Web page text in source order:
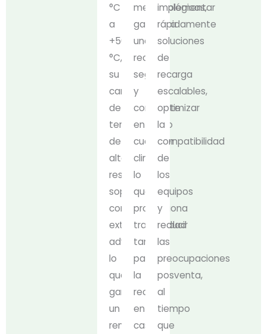
°C
a
+50
°C,
su
carcasa
de
termoplástico
de
alta
resistencia
soporta
condiciones
exteriores
adversas,
lo
que
garantiza
un
rendimiento
meteorológicas,
garantiza
una
recarga
segura
y
constante
en
cualquier
clima,
lo
que
proporciona
tranquilidad
tanto
para
la
recarga
en
casa
implementar
rápidamente
soluciones
de
recarga
escalables,
optimizar
la
compatibilidad
de
los
equipos
y
reducir
las
preocupaciones
posventa,
al
tiempo
que